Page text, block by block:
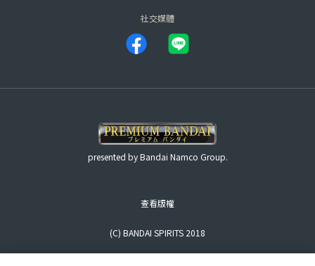
社交媒體
presented by Bandai Namco Group.
查看版權
(C) BANDAI SPIRITS 2018